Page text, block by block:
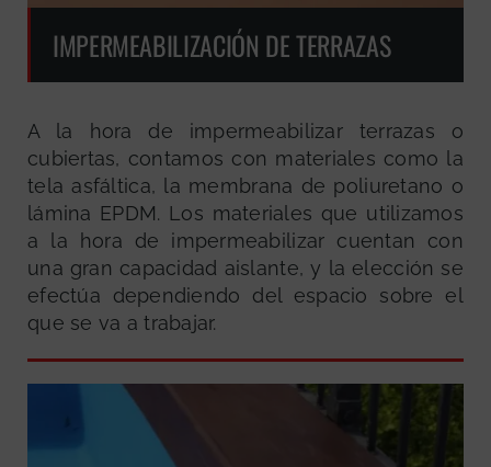
IMPERMEABILIZACIÓN DE TERRAZAS
A la hora de impermeabilizar terrazas o
cubiertas, contamos con materiales como la
tela asfáltica, la membrana de poliuretano o
lámina EPDM. Los materiales que utilizamos
a la hora de impermeabilizar cuentan con
una gran capacidad aislante, y la elección se
efectúa dependiendo del espacio sobre el
que se va a trabajar.